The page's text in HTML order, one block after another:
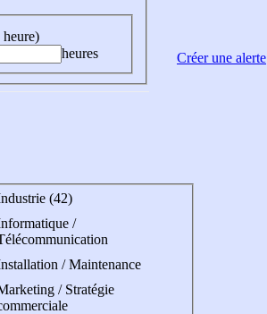
heures
(42)
/
/ Maintenance
/ Stratégie
Créer une alerte